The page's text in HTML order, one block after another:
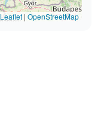
Leaflet | OpenStreetMap